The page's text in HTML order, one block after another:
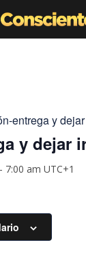
entrega y
y dejar
- 7:00 am UTC+1